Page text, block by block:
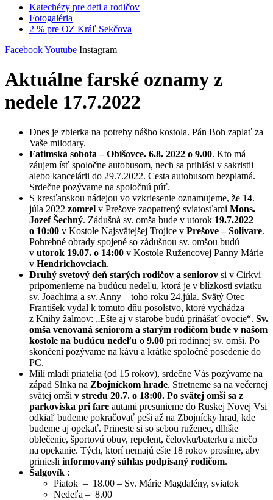
Katechézy pre deti a rodičov
Fotogaléria
2 % pre OZ Kráľ Sekčova
FacebookYoutube Instagram
Aktuálne farské oznamy z
nedele 17.7.2022
Dnes je zbierka na potreby nášho kostola. Pán Boh zaplať za
Vaše milodary.
Fatimská sobota – Obišovce. 6.8. 2022 o 9.00. Kto má
záujem ísť spoločne autobusom, nech sa prihlási v sakristii
alebo kancelárii do 29.7.2022. Cesta autobusom bezplatná.
Srdečne pozývame na spoločnú púť.
S kresťanskou nádejou vo vzkriesenie oznamujeme, že 14.
júla 2022 zomrel v Prešove zaopatrený sviatosťami Mons.
Jozef Šechný. Zádušná sv. omša bude v utorok 19.7.2022
o 10:00 v Kostole Najsvätejšej Trojice v Prešove – Solivare.
Pohrebné obrady spojené so zádušnou sv. omšou budú
v utorok 19.07. o 14:00 v Kostole Ružencovej Panny Márie
v Hendrichovciach.
Druhý svetový deň starých rodičov a seniorov si v Cirkvi
pripomenieme na budúcu nedeľu, ktorá je v blízkosti sviatku
sv. Joachima a sv. Anny – toho roku 24.júla. Svätý Otec
František vydal k tomuto dňu posolstvo, ktoré vychádza
z Knihy žalmov: „Ešte aj v starobe budú prinášať ovocie“. Sv.
omša venovaná seniorom a starým rodičom bude v našom
kostole na budúcu nedeľu o 9.00 pri rodinnej sv. omši. Po
skončení pozývame na kávu a krátke spoločné posedenie do
PC.
Milí mladí priatelia (od 15 rokov), srdečne Vás pozývame na
západ Slnka na Zbojníckom hrade. Stretneme sa na večernej
svätej omši v stredu 20.7. o 18:00. Po svätej omši sa z
parkoviska pri fare autami presunieme do Ruskej Novej Vsi
odkiaľ budeme pokračovať peši až na Zbojnícky hrad, kde
budeme aj opekať. Prineste si so sebou ruženec, dlhšie
oblečenie, športovú obuv, repelent, čelovku/baterku a niečo
na opekanie. Tých, ktorí nemajú ešte 18 rokov prosíme, aby
priniesli informovaný súhlas podpísaný rodičom.
Šalgovík :
Piatok – 18.00 – Sv. Márie Magdalény, sviatok
Nedeľa – 8.00